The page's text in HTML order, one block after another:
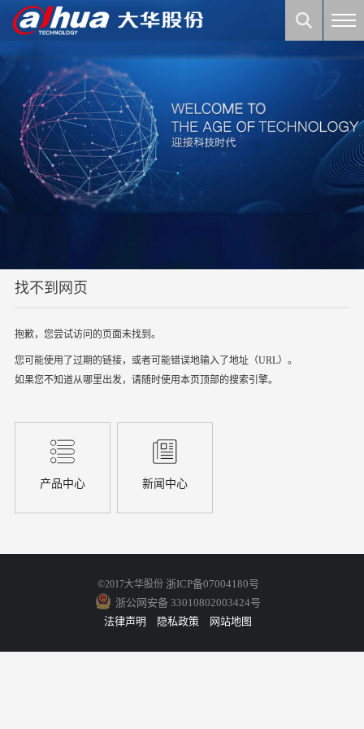
找不到网页
抱歉，您尝试访问的页面未找到。
您可能使用了过期的链接，或者可能错误地输入了地址（URL）。
如果您不知道从哪里出发，请随时使用本页顶部的搜索引擎。
产品中心 新闻中心
©2017大华股份 浙ICP备07004180号
浙公网安备 33010802003424号
法律声明
隐私政策 网站地图